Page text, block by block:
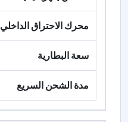
محرك الاحتراق الداخلي
سعة البطارية
مدة الشحن السريع